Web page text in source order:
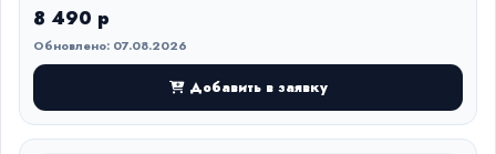
8 490 р
Обновлено: 07.08.2026
Добавить в заявку